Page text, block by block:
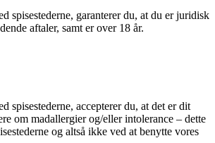
spisestederne, garanterer du, at du er juridisk
aftaler, samt er over 18 år.
spisestederne, accepterer du, at det er dit
om madallergier og/eller intolerance – dette
og altså ikke ved at benytte vores